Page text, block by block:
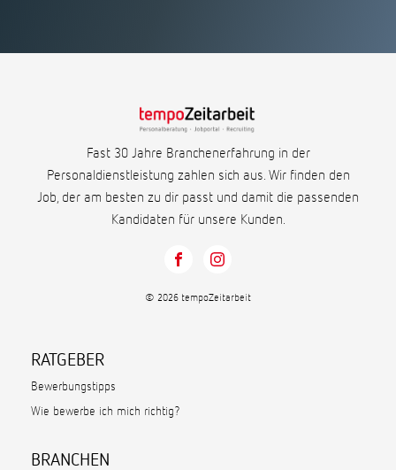
Fast 30 Jahre Branchenerfahrung in der
Personaldienstleistung zahlen sich aus. Wir finden den
Job, der am besten zu dir passt und damit die passenden
Kandidaten für unsere Kunden.
© 2026 tempoZeitarbeit
RATGEBER
Bewerbungstipps
Wie bewerbe ich mich richtig?
BRANCHEN